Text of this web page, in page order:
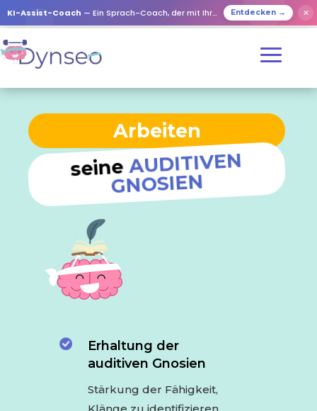
KI-Assist-Coach — Ein Sprach-Coach, der mit Ihren Lieben spielt Entdecken → ✕
Arbeiten
seineAUDITIVEN
GNOSIEN
Erhaltung der
auditiven Gnosien
Stärkung der Fähigkeit,